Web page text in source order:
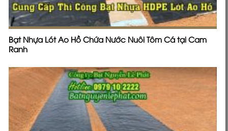
Bạt Nhựa Lót Ao Hồ Chứa Nước Nuôi Tôm Cá tại Cam
Ranh